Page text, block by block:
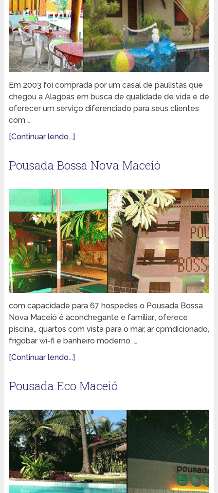
Em 2003 foi comprada por um casal de paulistas que
chegou a Alagoas em busca de qualidade de vida e de
oferecer um serviço diferenciado para seus clientes
com …
[Continuar lendo...]
Pousada Bossa Nova Maceió
com capacidade para 67 hospedes o Pousada Bossa
Nova Maceió é aconchegante e familiar,, oferece
piscina,, quartos com vista para o mar, ar cpmdicionado,
frigobar wi-fi e banheiro moderno. …
[Continuar lendo...]
Pousada Eco Maceió